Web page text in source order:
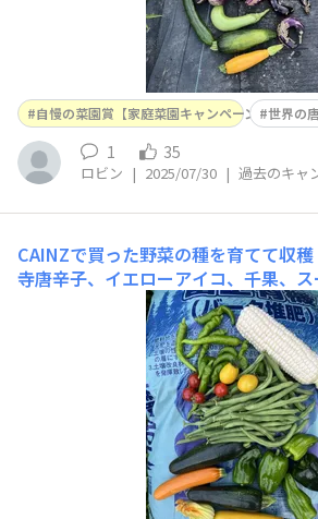
自慢の菜園賞【家庭菜園キャンペーン2025】
世界の
1 35
ロビン | 2025/07/30 | 過去のキャ
CAINZで買った野菜の種を育てて収穫
寺唐辛子、イエローアイコ、千果、
ン、ズッキーニ、ピーマン、世界の唐
LANO■工夫ポイント牛糞堆肥と有機
野菜の味が濃いです。